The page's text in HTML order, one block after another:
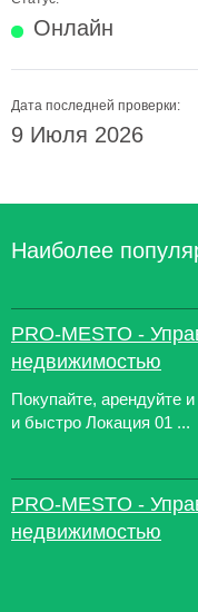
Онлайн
Дата последней проверки:
9 Июля 2026
Наиболее
PRO-MESTO -
недвижимостью
Покупайте, арендуйте
и быстро Локация 01 ...
PRO-MESTO -
недвижимостью